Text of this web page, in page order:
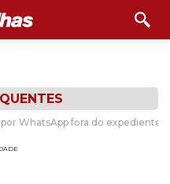
WhatsApp fora do expediente